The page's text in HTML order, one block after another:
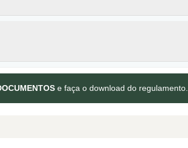
e faça o download do regulamento.